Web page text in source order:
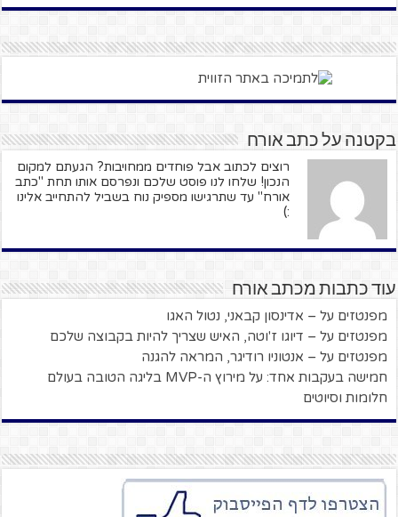
בקטנה על כתב אורח
רוצים לכתוב אבל פוחדים ממחויבות? הגעתם למקום
הנכון! שלחו לנו פוסט שלכם ונפרסם אותו תחת "כתב
אורח" עד שתרגישו מספיק נוח בשביל להתחייב אלינו
:)
עוד כתבות מכתב אורח
מפנטזים על – אדינסון קבאני, נטול האגו
מפנטזים על – דיוגו ז'וטה, האיש שצריך להיות בקבוצה שלכם
מפנטזים על – אנטוניו רודיגר, המראה להגנה
חמישה בעקבות אחד: על מירוץ ה-MVP בליגה הטובה בעולם
חלומות וסיוטים